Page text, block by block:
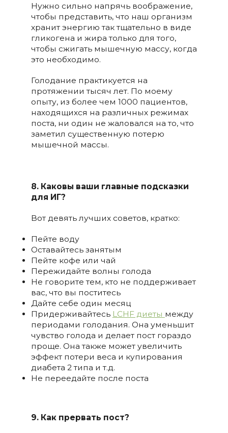
Нужно сильно напрячь воображение,
чтобы представить, что наш организм
хранит энергию так тщательно в виде
гликогена и жира только для того,
чтобы сжигать мышечную массу, когда
это необходимо.
Голодание практикуется на
протяжении тысяч лет. По моему
опыту, из более чем 1000 пациентов,
находящихся на различных режимах
поста, ни один не жаловался на то, что
заметил существенную потерю
мышечной массы.
8. Каковы ваши главные подсказки
для ИГ?
Вот девять лучших советов, кратко:
Пейте воду
Оставайтесь занятым
Пейте кофе или чай
Пережидайте волны голода
Не говорите тем, кто не поддерживает
вас, что вы поститесь
Дайте себе один месяц
Придерживайтесь LCHF диеты между
периодами голодания. Она уменьшит
чувство голода и делает пост гораздо
проще. Она также может увеличить
эффект потери веса и купирования
диабета 2 типа и т.д.
Не переедайте после поста
9. Как прервать пост?